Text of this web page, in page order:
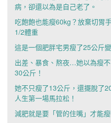
病，卻還以為是自己老了。
吃飽飽也能瘦60kg？放棄切胃
1/2體重
這是一個肥胖宅男瘦了25公斤
出差、暴食、熬夜…她以為瘦
30公斤！
她不只瘦了13公斤，還擺脫了
人生第一場馬拉松！
減肥就是要「管的住嘴」才能